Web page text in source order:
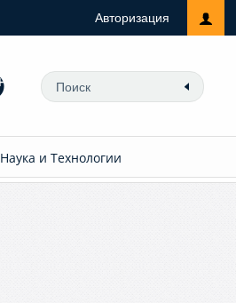
Авторизация
Наука и Технологии